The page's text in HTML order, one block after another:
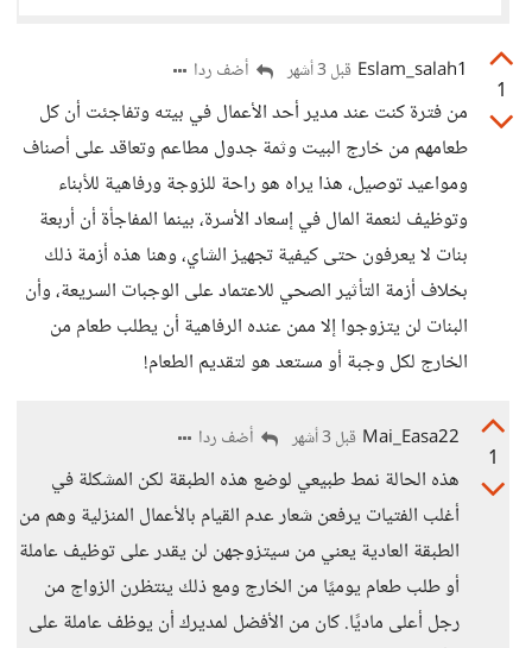
1
Eslam_salah1 قبل 3 أشهر أضف ردا
من فترة كنت عند مدير أحد الأعمال في بيته وتفاجئت أن كل
طعامهم من خارج البيت وثمة جدول مطاعم وتعاقد على أصناف
ومواعيد توصيل، هذا يراه هو راحة للزوجة ورفاهية للأبناء
وتوظيف لنعمة المال في إسعاد الأسرة، بينما المفاجأة أن أربعة
بنات لا يعرفون حتى كيفية تجهيز الشاي، وهنا هذه أزمة ذلك
بخلاف أزمة التأثير الصحي للاعتماد على الوجبات السريعة، وأن
البنات لن يتزوجوا إلا ممن عنده الرفاهية أن يطلب طعام من
الخارج لكل وجبة أو مستعد هو لتقديم الطعام!
1
Mai_Easa22 قبل 3 أشهر أضف ردا
هذه الحالة نمط طبيعي لوضع هذه الطبقة لكن المشكلة في
أغلب الفتيات يرفعن شعار عدم القيام بالأعمال المنزلية وهم من
الطبقة العادية يعني من سيتزوجهن لن يقدر على توظيف عاملة
أو طلب طعام يوميًا من الخارج ومع ذلك ينتظرن الزواج من
رجل أعلى ماديًا. كان من الأفضل لمديرك أن يوظف عاملة على